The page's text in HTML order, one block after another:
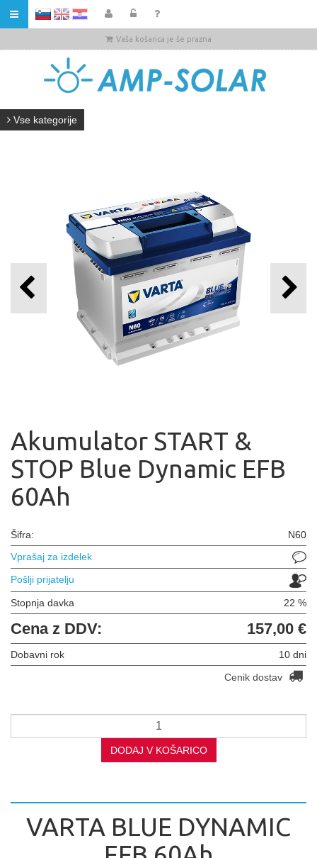
HR
Vaša košarica je še prazna
Vse kategorije
Akumulator START &
STOP Blue Dynamic EFB
60Ah
Šifra:
N60
Vprašaj za izdelek
Pošlji prijatelju
Stopnja davka 22 %
Cena z DDV: 157,00 €
Dobavni rok
10 dni
Cenik dostav
DODAJ V KOŠARICO
VARTA BLUE DYNAMIC